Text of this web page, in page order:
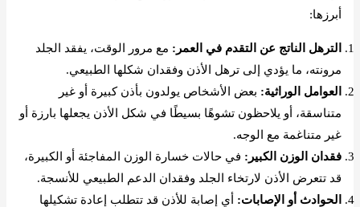
أبرزها:
الترهل الناتج عن التقدم في العمر: مع مرور الوقت، يفقد الجلد
مرونته، ما يؤدي إلى ترهل الأذن وفقدان شكلها الطبيعي.
العوامل الوراثية: بعض الأشخاص يولدون بأذن كبيرة أو غير
متناسقة، أو يلاحظون تشوهًا بسيطًا في شكل الأذن يجعلها بارزة أو
غير متناغمة مع الوجه.
فقدان الوزن الكبير: في حالات خسارة الوزن المفاجئة أو الكبيرة،
قد تتعرض الأذن لارتخاء الجلد وفقدان الدعم الطبيعي للأنسجة.
الحوادث أو الإصابات: أي إصابة للأذن قد تتطلب إعادة تشكيلها